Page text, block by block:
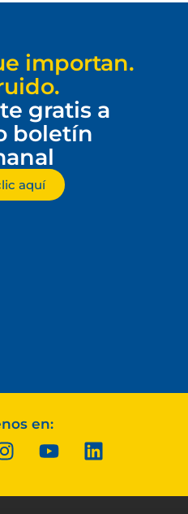
importan.
gratis a
boletín
aquí
en: